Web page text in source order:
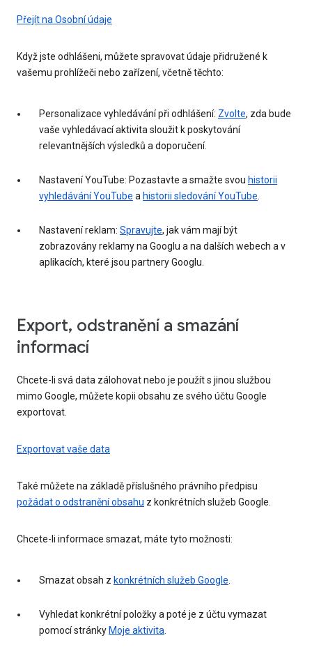
Přejít na Osobní údaje
Když jste odhlášeni, můžete spravovat údaje přidružené k
vašemu prohlížeči nebo zařízení, včetně těchto:
Personalizace vyhledávání při odhlášení: Zvolte, zda bude
vaše vyhledávací aktivita sloužit k poskytování
relevantnějších výsledků a doporučení.
Nastavení YouTube: Pozastavte a smažte svou historii
vyhledávání YouTube a historii sledování YouTube
Nastavení reklam: Spravujte, jak vám mají být
zobrazovány reklamy na Googlu a na dalších webech a v
aplikacích, které jsou partnery Googlu.
Export, odstranění a smazání
informací
Chcete-li svá data zálohovat nebo je použít s jinou službou
mimo Google, můžete kopii obsahu ze svého účtu Google
exportovat.
Exportovat vaše data
Také můžete na základě příslušného právního předpisu
požádat o odstranění obsahu z konkrétních služeb Google.
Chcete-li informace smazat, máte tyto možnosti:
Smazat obsah z konkrétních služeb Google
Vyhledat konkrétní položky a poté je z účtu vymazat
pomocí stránky Moje aktivita